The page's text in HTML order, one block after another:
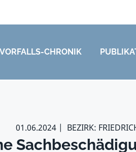
VORFALLS-CHRONIK
01.06.2024 BEZIRK: